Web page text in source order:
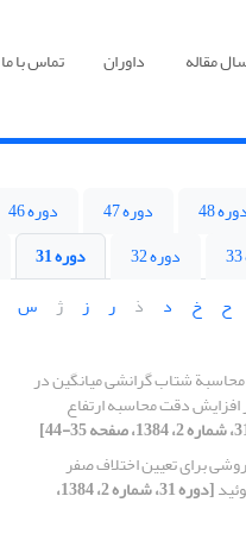
مقاله داوران تماس با ما
دوره 48 دوره 47 دوره 46
دوره 32 دوره 31
ح خ د ذ ر ز ژ س
شتاب گرانشی میانگین در
دقت محاسبه ارتفاع
روشی برای تعیین اختلاف صفر
[دوره 31، شماره 2، 1384،